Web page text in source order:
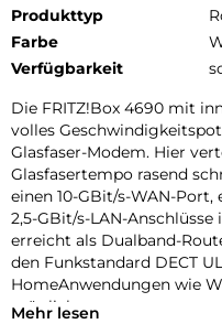
Produkttyp
Farbe
Verfügbarkeit
Die FRITZ!Box 4690 mit
volles
Glasfaser-Modem. Hier
Glasfasertempo rasend
einen 10-GBit/s-WAN-Port,
2,5-GBit/s-LAN-
erreicht als Dualband-
den Funkstandard DECT
HomeAnwendungen wie
möglich.
Mehr lesen